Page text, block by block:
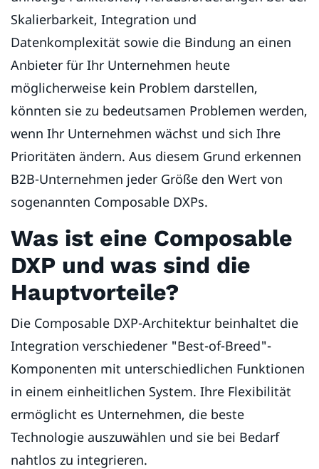
Skalierbarkeit, Integration und
Datenkomplexität sowie die Bindung an einen
Anbieter für Ihr Unternehmen heute
möglicherweise kein Problem darstellen,
könnten sie zu bedeutsamen Problemen werden,
wenn Ihr Unternehmen wächst und sich Ihre
Prioritäten ändern. Aus diesem Grund erkennen
B2B-Unternehmen jeder Größe den Wert von
sogenannten Composable DXPs.
Was ist eine Composable
DXP und was sind die
Hauptvorteile?
Die Composable DXP-Architektur beinhaltet die
Integration verschiedener "Best-of-Breed"-
Komponenten mit unterschiedlichen Funktionen
in einem einheitlichen System. Ihre Flexibilität
ermöglicht es Unternehmen, die beste
Technologie auszuwählen und sie bei Bedarf
nahtlos zu integrieren.